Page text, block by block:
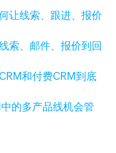
让线索、跟进、报价
索、邮件、报价到回
和付费CRM到底
的多产品线机会管